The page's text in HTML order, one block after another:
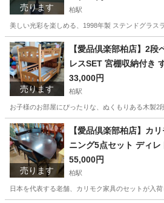
売ります 柏駅
美しい光彩を楽しめる、1998年製 ステンドグラス
千葉 柏市 柏駅 インテリア雑貨/小物
売ります
【愛品倶楽部柏店】2
レスSET 宮棚収納付き
33,000円
柏駅
お子様のお部屋にぴったりな、ぬくもりある木製
千葉 柏市 柏駅 ベッド
売ります
【愛品倶楽部柏店】カ
ニング5点セット ディ
m 低め設計
55,000円
柏駅
日本を代表する老舗、カリモク家具のセットが入